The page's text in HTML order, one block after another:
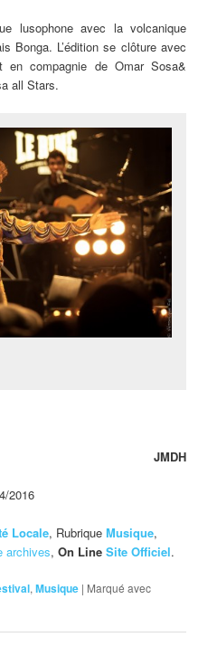
lusophone avec la volcanique
Bonga. L’édition se clôture avec
compagnie de Omar Sosa&
all Stars.
JMDH
2016
Locale, RubriqueMusique,
archives,On Line Site Officiel.
,Musique | Marqué avec